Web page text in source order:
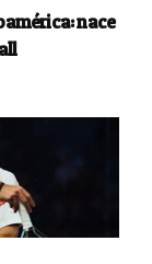
nace